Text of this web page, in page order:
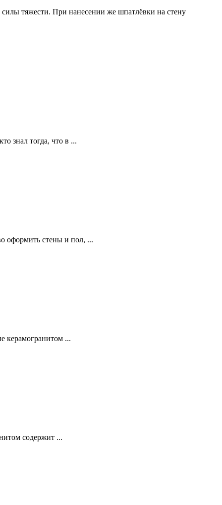
силы тяжести. При нанесении же шпатлёвки на стену
знал тогда, что в ...
оформить стены и пол, ...
керамогранитом ...
содержит ...